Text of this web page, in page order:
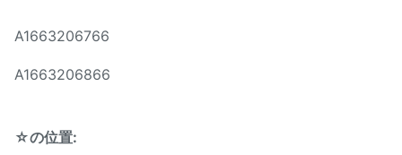
MOQ:
A1663206766
A1663206866
☆の位置: